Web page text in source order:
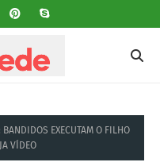
BANDIDOS EXECUTAM O FILHO
VÍDEO